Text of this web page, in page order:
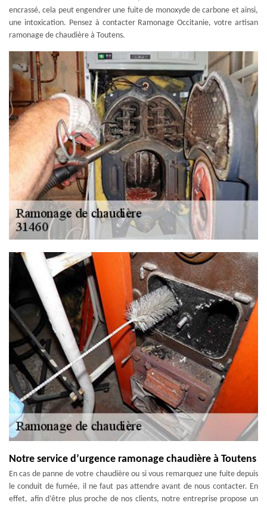
encrassé, cela peut engendrer une fuite de monoxyde de carbone et ainsi,
une intoxication. Pensez à contacter Ramonage Occitanie, votre artisan
ramonage de chaudière à Toutens.
Notre service d’urgence ramonage chaudière à Toutens
En cas de panne de votre chaudière ou si vous remarquez une fuite depuis
le conduit de fumée, il ne faut pas attendre avant de nous contacter. En
effet, afin d’être plus proche de nos clients, notre entreprise propose un